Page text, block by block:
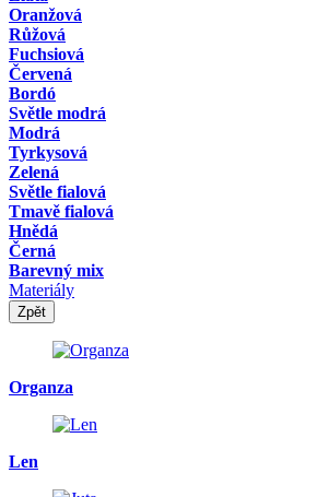
Oranžová
Růžová
Fuchsiová
Červená
Bordó
Světle modrá
Modrá
Tyrkysová
Zelená
Světle fialová
Tmavě fialová
Hnědá
Černá
Barevný mix
Materiály
Zpět
Organza
Len